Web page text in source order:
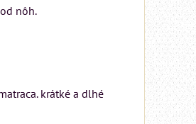
nôh.
krátké a dlhé